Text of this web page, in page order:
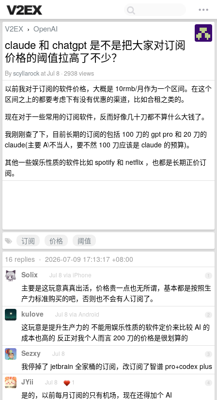
V2EX › OpenAI
claude 和 chatgpt 是不是把大家对订阅
价格的阈值拉高了不少？
Byscyllarockat Jul 8 · 2938 views
以前我对于订阅的软件价格，大概是 10rmb/月作为一个区间。在这个
区间之上的都要考虑下有没有优惠的渠道，比如合租之类的。
现在对于一些常用的订阅软件，反而好像几十刀都不算什么大钱了。
我刚刚查了下，目前长期的订阅的包括 100 刀的 gpt pro 和 20 刀的
claude(主要 A\不当人，要不然 100 刀应该是 claude 的预算)。
其他一些娱乐性质的软件比如 spotify 和 netflix ，也都是长期正价订
阅。
订阅 价格
阈值
16 replies • 2026-07-09 17:13:17 +08:00
1
Solix Jul 8 via iPhone
主要是这玩意真真出活，价格贵一点也无所谓，基本都是按照生
产力标准购买的吧，否则也不会有人订阅了。
2
kulove Jul 8 via Android
这玩意是提升生产力的 不能用娱乐性质的软件定价来比较 AI 的
成本也高的 反正对我个人而言 200 刀的价格是很划算的
3
Sezxy Jul 8
我停掉了 jetbrain 全家桶的订阅，改订阅了智谱 pro+codex plus
4
JYii Jul 8 1
是的，以前每月订阅的只有机场，现在还得加个 AI